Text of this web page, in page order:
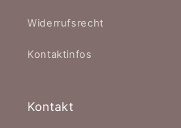
Widerrufsrecht
Kontaktinfos
Kontakt